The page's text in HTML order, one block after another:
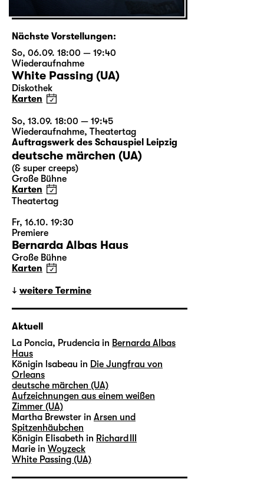
Nächste Vorstellungen:
So, 06.09. 18:00 — 19:40
Wiederaufnahme
White Passing (UA)
Diskothek
Karten
So, 13.09. 18:00 — 19:45
Wiederaufnahme, Theatertag
Auftragswerk des Schauspiel Leipzig
deutsche märchen (UA)
(& super creeps)
Große Bühne
Karten
Theatertag
Fr, 16.10. 19:30
Premiere
Bernarda Albas Haus
Große Bühne
Karten
weitere Termine
Aktuell
La Poncia, Prudencia in Bernarda Albas
Haus
Königin lsabeau in Die Jungfrau von
Orleans
deutsche märchen (UA)
Aufzeichnungen aus einem weißen
Zimmer (UA)
Martha Brewster in Arsen und
Spitzenhäubchen
Königin Elisabeth in Richard III
Marie in Woyzeck
White Passing (UA)